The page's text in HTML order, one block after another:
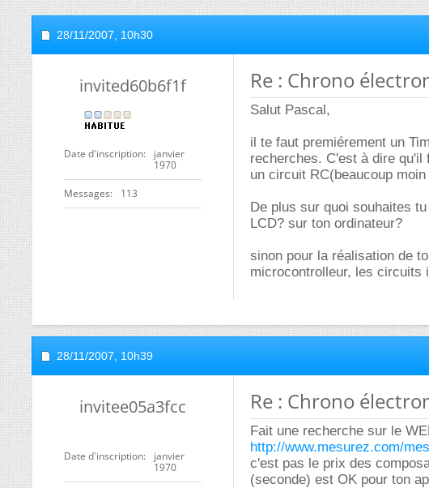
28/11/2007, 10h30
invited60b6f1f
Date d'inscription
janvier
1970
Messages 113
Re : Chrono
Salut Pascal,
il te faut premiérement un
recherches. C'est à dire
un circuit RC(beaucoup
De plus sur quoi souhaites
LCD? sur ton ordinateur?
sinon pour la réalisation de
microcontrolleur, les circuits
28/11/2007, 10h39
invitee05a3fcc
Date d'inscription
janvier
1970
Re : Chrono
Fait une recherche sur le
http://www.mesurez.com/
c'est pas le prix des
(seconde) est OK pour ton